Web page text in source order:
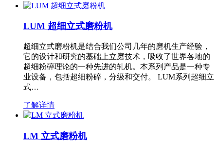
LUM 超细立式磨粉机
超细立式磨粉机是结合我们公司几年的磨机生产经验，
它的设计和研究的基础上立磨技术，吸收了世界各地的
超细粉碎理论的一种先进的轧机。本系列产品是一种专
业设备，包括超细粉碎，分级和交付。 LUM系列超细立
式…
了解详情
LM 立式磨粉机